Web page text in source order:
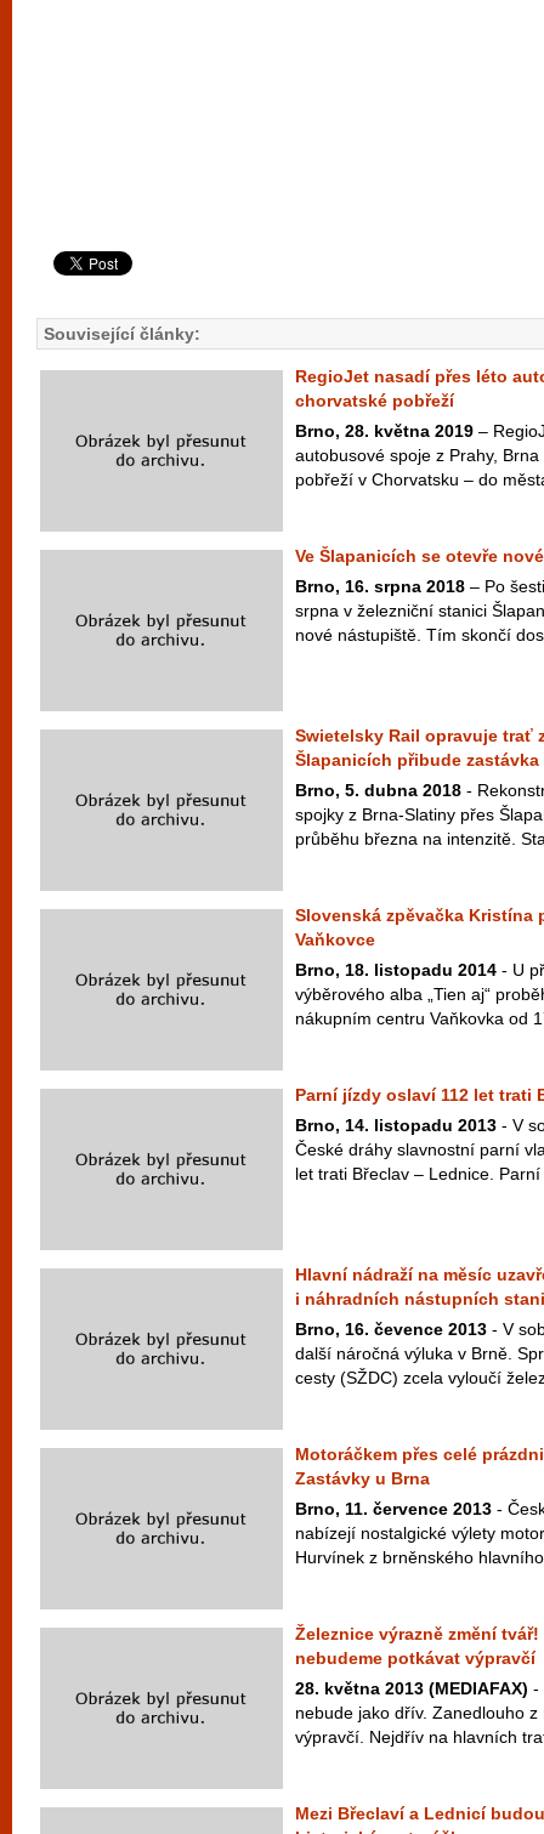
Související články:
RegioJet nasadí přes léto
chorvatské pobřeží
Brno, 28. května 2019 –
autobusové spoje z Prahy,
pobřeží v Chorvatsku – do
Ve Šlapanicích se otevře
Brno, 16. srpna 2018 – Po
srpna v železniční stanici
nové nástupiště. Tím skončí
Swietelsky Rail opravuje trať
Šlapanicích přibude zastávka
Brno, 5. dubna 2018 -
spojky z Brna-Slatiny přes
průběhu března na intenzitě.
Slovenská zpěvačka Kristína
Vaňkovce
Brno, 18. listopadu 2014 - U
výběrového alba „Tien aj“
nákupním centru Vaňkovka od
Parní jízdy oslaví 112 let trati
Brno, 14. listopadu 2013 - V
České dráhy slavnostní parní
let trati Břeclav – Lednice.
Hlavní nádraží na měsíc
i náhradních nástupních
Brno, 16. čevence 2013 - V
další náročná výluka v Brně.
cesty (SŽDC) zcela vyloučí
Motoráčkem přes celé
Zastávky u Brna
Brno, 11. července 2013 -
nabízejí nostalgické výlety
Hurvínek z brněnského
Železnice výrazně změní
nebudeme potkávat výpravčí
28. května 2013 (MEDIAFAX) -
nebude jako dřív. Zanedlouho
výpravčí. Nejdřív na hlavních
Mezi Břeclaví a Lednicí